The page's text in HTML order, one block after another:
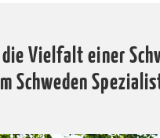
die Vielfalt einer
Schweden